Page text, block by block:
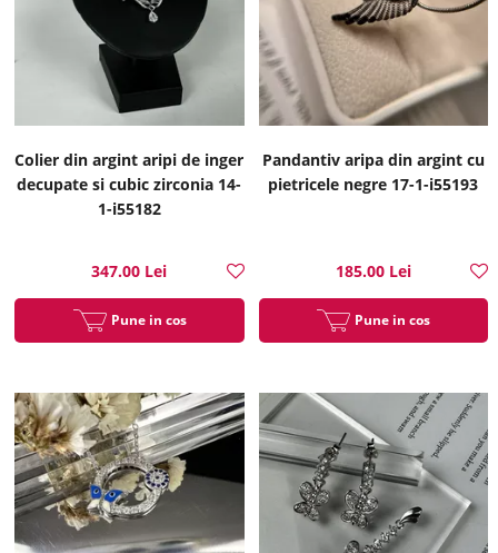
Colier din argint aripi de inger
decupate si cubic zirconia 14-
1-i55182
347.00 Lei
Pune in cos
Pandantiv aripa din argint cu
pietricele negre 17-1-i55193
185.00 Lei
Pune in cos